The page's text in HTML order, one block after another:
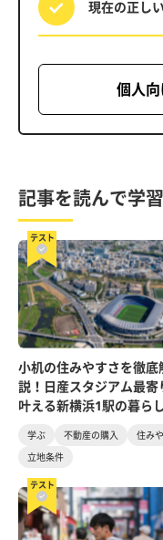
現在の正し
個人
記事を読んで学
テスト
小机の住みやすさを徹底
説！日産スタジアム最寄
叶える新横浜1駅の暮ら
学ぶ 不動産の購入
住み
立地条件
テスト